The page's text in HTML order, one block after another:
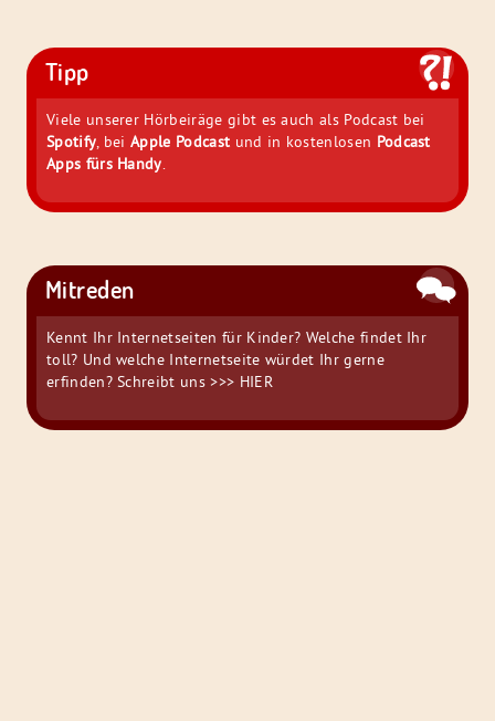
Tipp
Viele unserer Hörbeiräge gibt es auch als Podcast bei
Spotify, beiApple Podcast und in kostenlosen Podcast
Apps fürs Handy.
Mitreden
Kennt Ihr Internetseiten für Kinder? Welche findet Ihr
toll? Und welche Internetseite würdet Ihr gerne
erfinden? Schreibt uns>>> HIER